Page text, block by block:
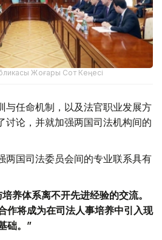
Жоғары Сот Кеңесі
与任命机制，以及法官职业发展方
讨论，并就加强两国司法机构间的
两国司法委员会间的专业联系具有
养体系离不开先进经验的交流。
作将成为在司法人事培养中引入现
础。”